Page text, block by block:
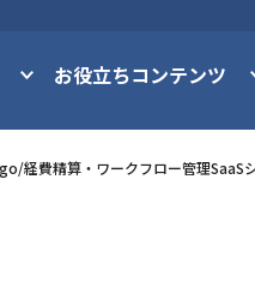
お役立ちコンテンツ
経費精算・ワークフロー管理SaaS